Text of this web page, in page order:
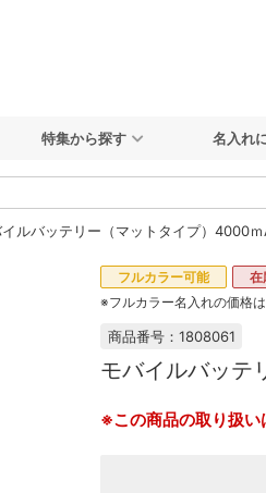
特集から探す 名入れ
イルバッテリー（マットタイプ）4000
フルカラー可能
在
※フルカラー名入れの価格
商品番号：1808061
モバイルバッテ
※この商品の取り扱い